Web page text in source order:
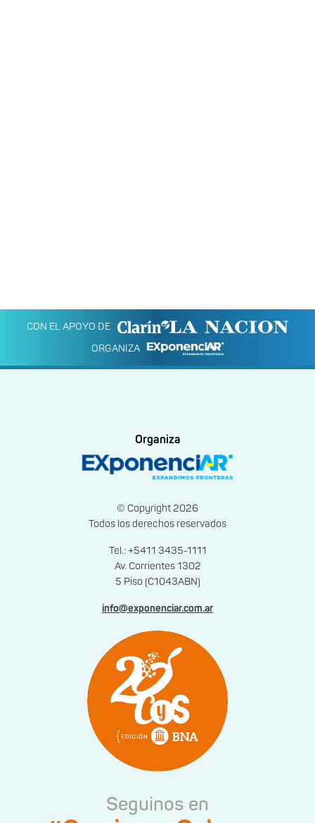
CON EL APOYO DE
ORGANIZA
Organiza
© Copyright 2026
Todos los derechos reservados
Tel.: +5411 3435-1111
Av. Corrientes 1302
5 Piso (C1043ABN)
info@exponenciar.com.ar
Seguinos en